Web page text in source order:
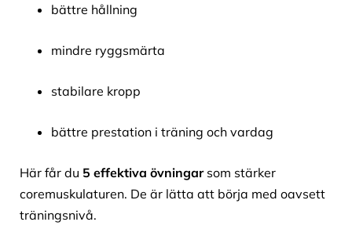
bättre hållning
mindre ryggsmärta
stabilare kropp
bättre prestation i träning och vardag
Här får du 5 effektiva övningarsom stärker
coremuskulaturen. De är lätta att börja med oavsett
träningsnivå.